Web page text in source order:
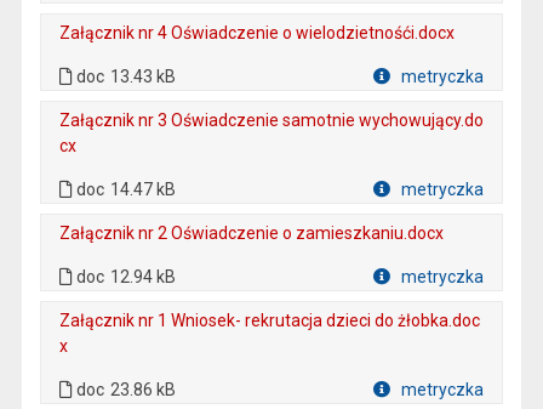
Załącznik nr 4 Oświadczenie o wielodzietnośći.docx
doc 13.43 kB metryczka
Załącznik nr 3 Oświadczenie samotnie wychowujący.do
cx
doc 14.47 kB metryczka
Załącznik nr 2 Oświadczenie o zamieszkaniu.docx
doc 12.94 kB metryczka
Załącznik nr 1 Wniosek- rekrutacja dzieci do żłobka.doc
x
doc 23.86 kB metryczka